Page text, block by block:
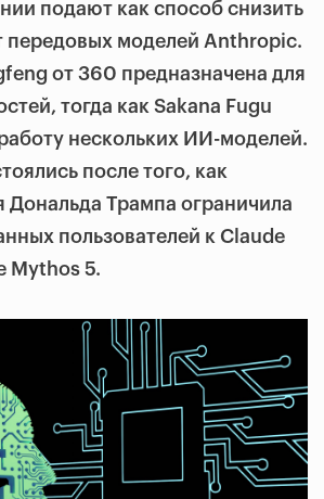
подают как способ снизить
передовых моделей Anthropic.
от 360 предназначена для
тогда как Sakana Fugu
нескольких ИИ-моделей.
после того, как
Дональда Трампа ограничила
пользователей к Claude
Mythos 5.